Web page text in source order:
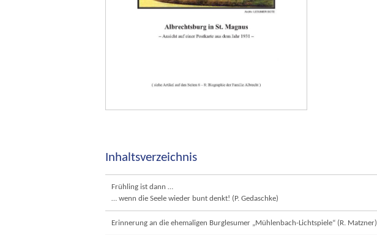
Inhaltsverzeichnis
Frühling ist dann …
… wenn die Seele wieder bunt denkt! (P. Gedaschke)
Erinnerung an die ehemaligen Burglesumer „Mühlenbach-Lichtspiele“ (R. Matzner)